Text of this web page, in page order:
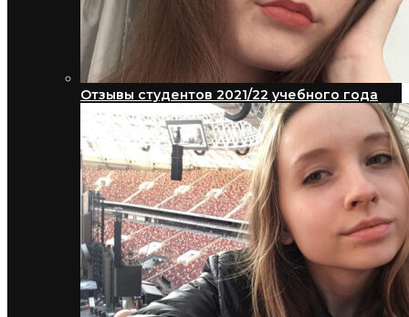
Отзывы студентов 2021/22 учебного года